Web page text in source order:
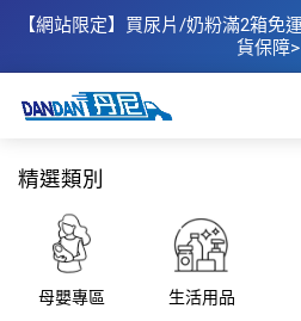
【網站限定】 買尿片/奶粉滿2箱免
貨保障>
精選類別
母嬰專區 生活用品